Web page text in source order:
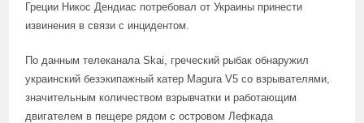
Греции Никос Дендиас потребовал от Украины принести
извинения в связи с инцидентом.
По данным телеканала Skai, греческий рыбак обнаружил
украинский безэкипажный катер Magura V5 со взрывателями,
значительным количеством взрывчатки и работающим
двигателем в пещере рядом с островом Лефкада